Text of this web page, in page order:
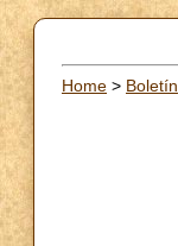
Home > Boletín